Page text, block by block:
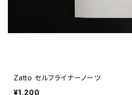
Zatto セルフライナーノーツ
¥1,200